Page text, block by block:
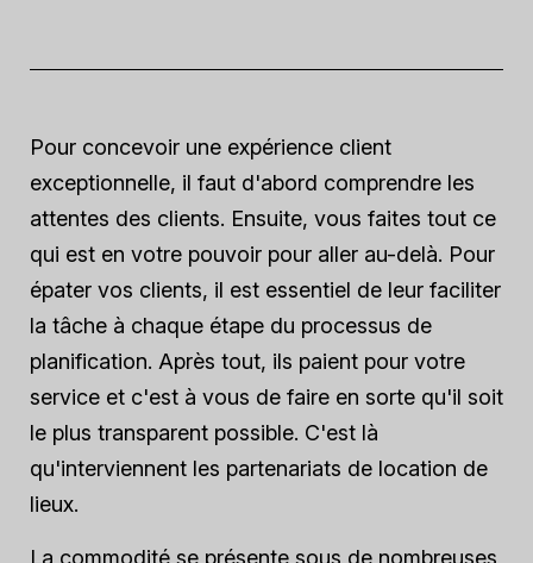
Pour concevoir une expérience client
exceptionnelle, il faut d'abord comprendre les
attentes des clients. Ensuite, vous faites tout ce
qui est en votre pouvoir pour aller au-delà. Pour
épater vos clients, il est essentiel de leur faciliter
la tâche à chaque étape du processus de
planification. Après tout, ils paient pour votre
service et c'est à vous de faire en sorte qu'il soit
le plus transparent possible. C'est là
qu'interviennent les partenariats de location de
lieux.
La commodité se présente sous de nombreuses